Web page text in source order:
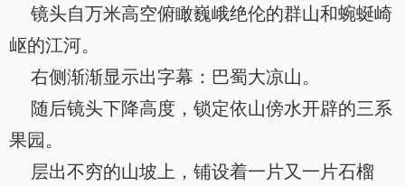
镜头自万米高空俯瞰巍峨绝伦的群山和蜿蜒崎
岖的江河。
右侧渐渐显示出字幕：巴蜀大凉山。
随后镜头下降高度，锁定依山傍水开辟的三系
果园。
层出不穷的山坡上，铺设着一片又一片石榴